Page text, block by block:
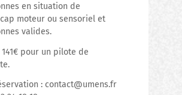
en situation de
moteur ou sensoriel et
valides.
141€ pour un pilote de
: contact@umens.fr